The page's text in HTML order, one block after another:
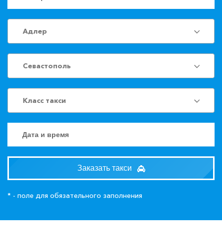
Адлер
Севастополь
Класс такси
Заказать такси
* - поле для обязательного заполнения